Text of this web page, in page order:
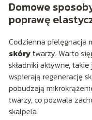
Domowe
poprawę
Codzienna pielęgnacja
skórytwarzy. Warto
składniki aktywne, takie
wspierają regenerację
pobudzają
twarzy, co pozwala
skalpela.